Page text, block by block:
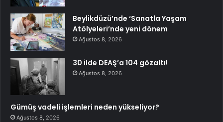
Beylikdüzü’nde ‘Sanatla Yaşam
Atölyeleri’nde yeni dönem
Ağustos 8, 2026
30 ilde DEAŞ’a 104 gözaltı!
Ağustos 8, 2026
Gümüş vadeli işlemleri neden yükseliyor?
Ağustos 8, 2026